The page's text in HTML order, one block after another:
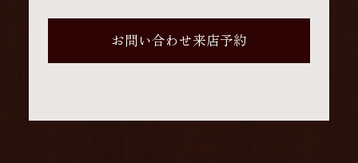
お問い合わせ来店予約